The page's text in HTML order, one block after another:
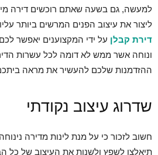
למעשה, גם בשעה שאתם רוכשים דירה
ליצור את עיצוב הפנים המרשים ביותר
דירת קבלן על ידי המקצוענים יאפשר
ונוחה אשר ממש לא דומה לכל עשרות
ההזדמנות שלכם להעשיר את מראה
שדרוג עיצוב נקודתי
חשוב לזכור כי על מנת לינות מדירה
תיאלצו לשפץ ולשנות את העיצוב של כל